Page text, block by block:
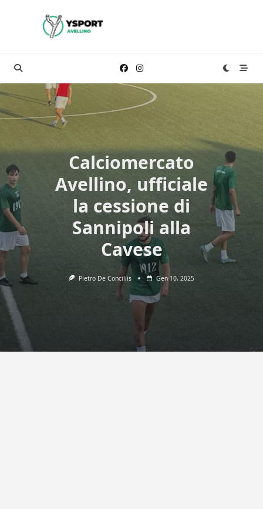
Calciomercato
Avellino, ufficiale
la cessione di
Sannipoli alla
Cavese
Pietro De Conciliis Gen 10, 2025